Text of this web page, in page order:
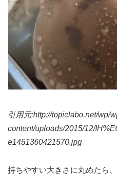
引用元:http://topiclabo.net/wp/
content/uploads/2015/12/
e1451360421570.jpg
持ちやすい大きさに丸めたら